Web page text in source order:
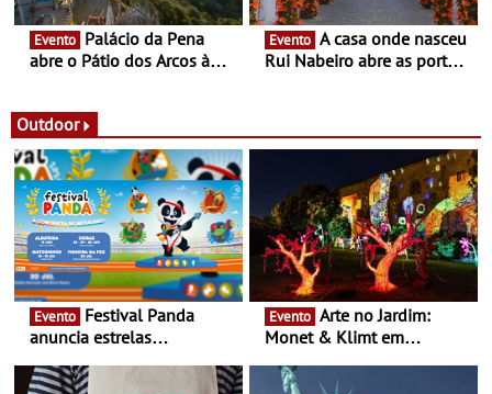
Evento
abre o Pátio dos Arcos à
Evento
Rui Nabeiro abre as portas
16 de agosto
Outdoor
Evento
anuncia estrelas
- Entre Junho e Julho pelo
Evento
Monet & Klimt em
ao final de Setembro -